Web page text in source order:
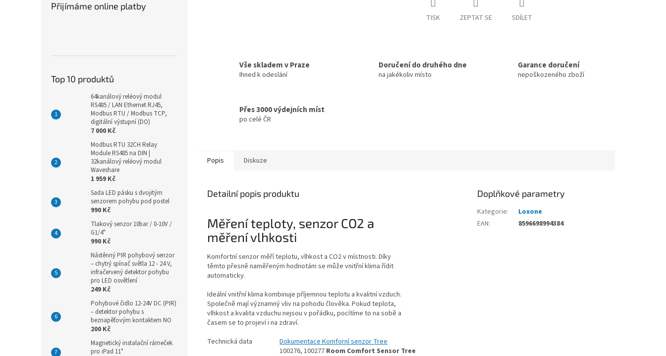
Přijímáme online platby
Top 10 produktů
64kanálový reléový modul
RS485 / LAN Ethernet RJ45,
Modbus RTU / Modbus TCP,
digitální výstupní (DO)
7 000 Kč
Modbus RTU 32CH Relay
Module RS485 na DIN |
32kanálový reléový modul
Waveshare
1 959 Kč
Sada LED pásku s dvojitým
senzorem pohybu pod postel
990 Kč
Tlakový senzor 10bar / 0-10V /
G1/4"
990 Kč
Nástěnný PIR pohybový senzor
– chytrý spínač světla 12 - 24 V,
infračervený detektor pohybu
pro LED osvětlení
249 Kč
Pohybové čidlo 12-24V DC (PIR)
– detektor pohybu s
beznapěťovým kontaktem NO
200 Kč
Magnetický instalační rámeček
pro iPad 11"
TISK ZEPTAT SE SDÍLET
Vše skladem v Praze
Ihned k odeslání
Doručení do druhého dne
na jakékoliv místo
Garance doručení
nepoškozeného zboží
Přes 3000 výdejních míst
po celé ČR
Popis Diskuze
Detailní popis produktu
Měření teploty, senzor CO2 a
měření vlhkosti
Komfortní senzor měří teplotu, vlhkost a CO2 v místnosti. Díky
těmto přesně naměřeným hodnotám se může vnitřní klima řídit
automaticky.
Ideální vnitřní klima kombinuje příjemnou teplotu a kvalitní vzduch.
Společně mají významný vliv na pohodu člověka. Pokud teplota,
vlhkost a kvalita vzduchu nejsou v pořádku, pocítíme to na sobě a
časem se to projeví i na zdraví.
Technická data
Dokumentace Komforní senzor Tree
100276, 100277 Room Comfort Sensor Tree
Doplňkové parametry
Kategorie:
Loxone
EAN: 8596698994384